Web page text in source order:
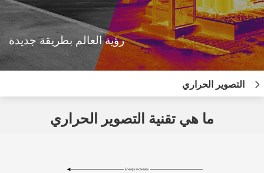
رؤية العالم بطريقة جديدة
التصوير الحراري
ما هي تقنية التصوير الحراري